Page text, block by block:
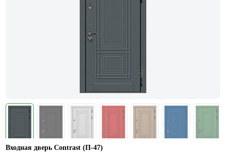
Входная дверь Contrast (П-47)